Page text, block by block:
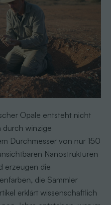
Opale entsteht nicht
durch winzige
Durchmesser von nur 150
Nanostrukturen
erzeugen die
die Sammler
erklärt wissenschaftlich